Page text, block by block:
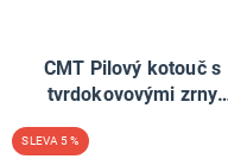
CMT Pilový kotouč s
tvrdokovovými zrny
87mm, pro Fein, Festool
5 %